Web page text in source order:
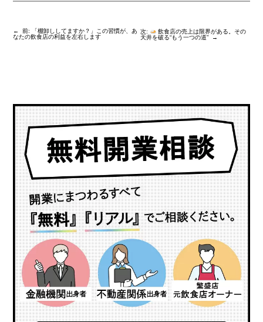
← 前:
「棚卸ししてますか？」この習慣が、あ
なたの飲食店の利益を左右します
次:
飲食店の売上は限界がある。その
天井を破る“もう一つの道”
→